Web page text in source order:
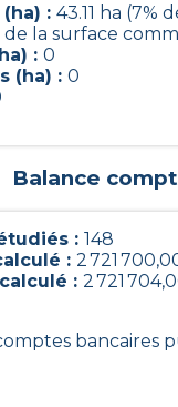
: 43.11 ha (7%
de la surface
: 0
(ha) : 0
Balance
: 148
: 2 721
: 2 721
bancaires